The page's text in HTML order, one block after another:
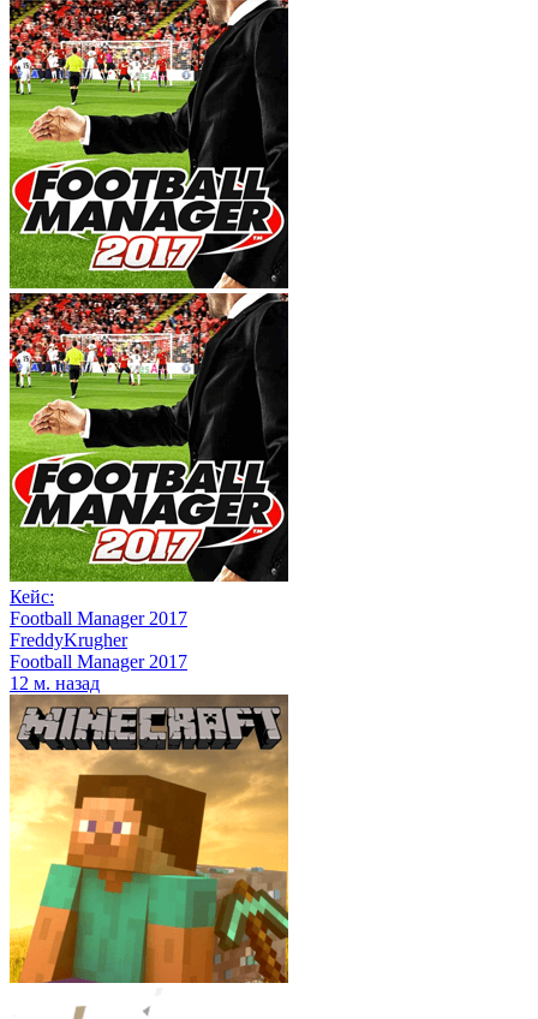
Кейс:
Football Manager 2017
FreddyKrugher
Football Manager 2017
12 м. назад